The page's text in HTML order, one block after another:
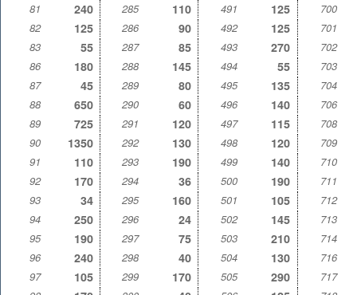
81
240 285 110 491 125
700
82
125 286 90 492 125
701
83
55 287 85 493 270
702
86
180 288 145 494 55
703
87
45 289 80 495 135
704
88
650 290 60 496 140
706
89
725 291 120 497 115
708
90
1350 292 130 498 120
709
91
110 293 190 499 140
710
92
170 294 36 500 190
711
93
34 295 160 501 105
712
94
250 296 24 502 145
713
95
190 297 75 503 210
714
96
240 298 40 504 130
716
97
105 299 170 505 290
717